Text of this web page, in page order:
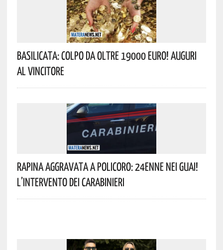
Basilicata: Colpo Da Oltre 19000 Euro! Auguri
Al Vincitore
Rapina Aggravata A Policoro: 24enne Nei Guai!
L’intervento Dei Carabinieri